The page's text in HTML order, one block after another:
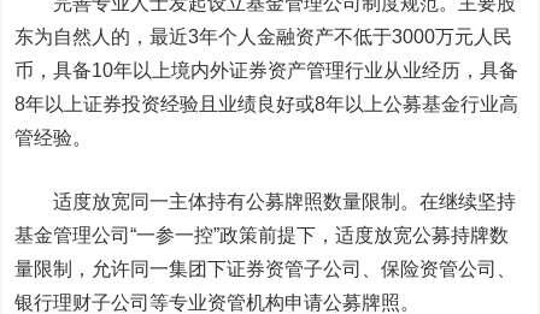
东为自然人的，最近3年个人金融资产不低于3000万元人民
币，具备10年以上境内外证券资产管理行业从业经历，具备
8年以上证券投资经验且业绩良好或8年以上公募基金行业高
管经验。
适度放宽同一主体持有公募牌照数量限制。在继续坚持
基金管理公司“一参一控”政策前提下，适度放宽公募持牌数
量限制，允许同一集团下证券资管子公司、保险资管公司、
银行理财子公司等专业资管机构申请公募牌照。